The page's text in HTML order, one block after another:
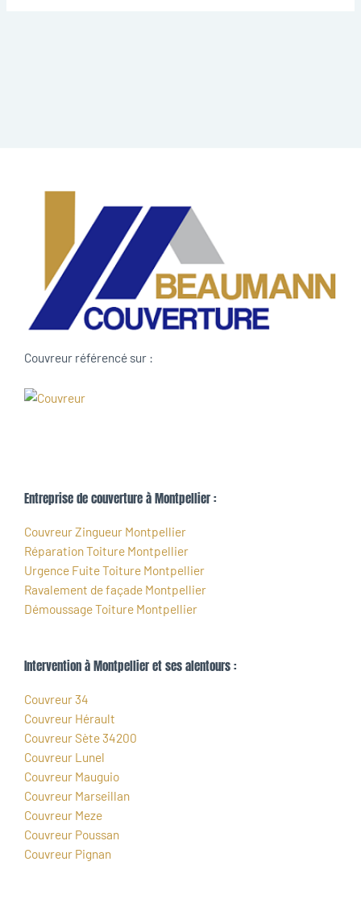
Couvreur référencé sur :
Entreprise de couverture à Montpellier :
Couvreur Zingueur Montpellier
Réparation Toiture Montpellier
Urgence Fuite Toiture Montpellier
Ravalement de façade Montpellier
Démoussage Toiture Montpellier
Intervention à Montpellier et ses alentours :
Couvreur 34
Couvreur Hérault
Couvreur Sète 34200
Couvreur Lunel
Couvreur Mauguio
Couvreur Marseillan
Couvreur Meze
Couvreur Poussan
Couvreur Pignan